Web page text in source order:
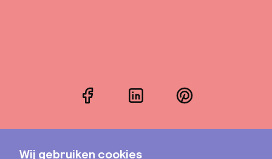
FacebookLinkedInPinterest
Instagram